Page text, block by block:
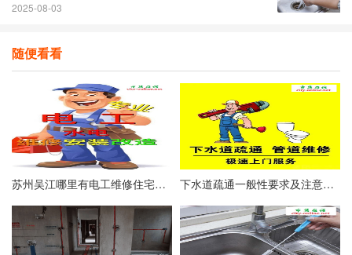
2025-08-03
随便看看
苏州吴江哪里有电工维修住宅线路不通？照明不亮或漏电跳闸怎么处理？ 下水道疏通一般性要求及注意事项有哪些？